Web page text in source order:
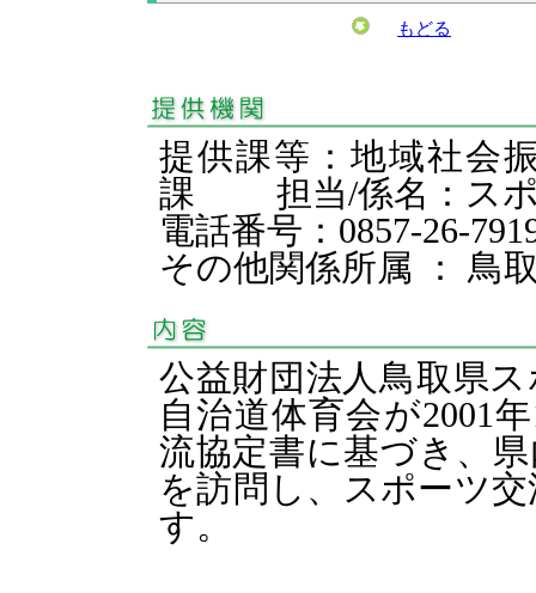
もどる
提供課等：地域社会
課 担当/係名：ス
電話番号：0857-26-
その他関係所属 ： 鳥
公益財団法人鳥取県
自治道体育会が2001
流協定書に基づき、
を訪問し、スポーツ
す。